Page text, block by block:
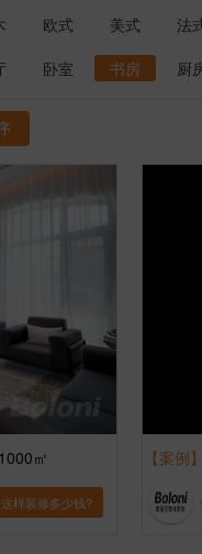
欧式 美式
法
卧室 书房 厨
㎡
这样装修多少钱?
【案例